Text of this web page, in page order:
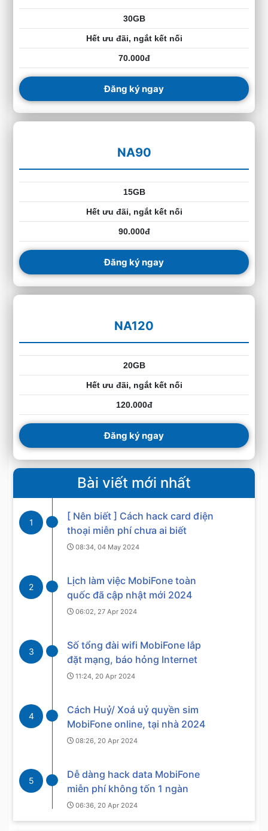
30GB
Hết ưu đãi, ngắt kết nối
70.000đ
Đăng ký ngay
NA90
15GB
Hết ưu đãi, ngắt kết nối
90.000đ
Đăng ký ngay
NA120
20GB
Hết ưu đãi, ngắt kết nối
120.000đ
Đăng ký ngay
Bài viết mới nhất
1
[ Nên biết ] Cách hack card điện
thoại miễn phí chưa ai biết
08:34, 04 May 2024
2
Lịch làm việc MobiFone toàn
quốc đã cập nhật mới 2024
06:02, 27 Apr 2024
3
Số tổng đài wifi MobiFone lắp
đặt mạng, báo hỏng Internet
11:24, 20 Apr 2024
4
Cách Huỷ/ Xoá uỷ quyền sim
MobiFone online, tại nhà 2024
08:26, 20 Apr 2024
5
Dễ dàng hack data MobiFone
miễn phí không tốn 1 ngàn
06:36, 20 Apr 2024